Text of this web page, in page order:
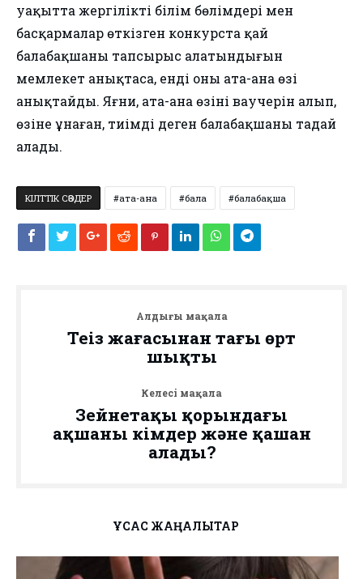
уақытта жергілікті білім бөлімдері мен
басқармалар өткізген конкурста қай
балабақшаның тапсырыс алатындығын
мемлекет анықтаса, енді оны ата-ана өзі
анықтайды. Яғни, ата-ана өзінің ваучерін алып,
өзіне ұнаған, тиімді деген балабақшаны таңдай
алады.
КІЛТТІК СӨЗДЕР ата-ана бала балабақша
Алдыңғы мақала
Теңіз жағасынан тағы өрт
шықты
Келесі мақала
Зейнетақы қорындағы
ақшаны кімдер және қашан
алады?
ҰҚСАС ЖАҢАЛЫҚТАР